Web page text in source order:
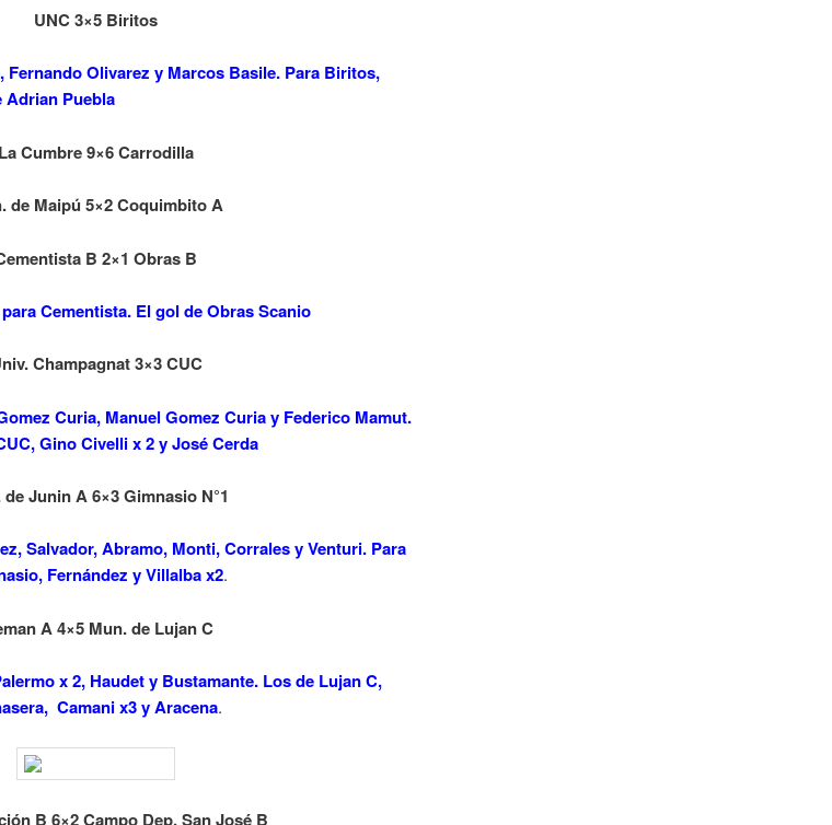
UNC 3×5 Biritos
Fernando Olivarez y Marcos Basile. Para Biritos,
Adrian Puebla
La Cumbre 9×6 Carrodilla
de Maipú 5×2 Coquimbito A
B 2×1 Obras B
Cementista. El gol de Obras Scanio
Champagnat 3×3 CUC
Curia, Manuel Gomez Curia y Federico Mamut.
Gino Civelli x 2 y José Cerda
de Junin A 6×3 Gimnasio N°1
Salvador, Abramo, Monti, Corrales y Venturi. Para
Fernández y Villalba x2.
A 4×5 Mun. de Lujan C
x 2, Haudet y Bustamante. Los de Lujan C,
Camani x3 y Aracena.
B 6×2 Campo Dep. San José B